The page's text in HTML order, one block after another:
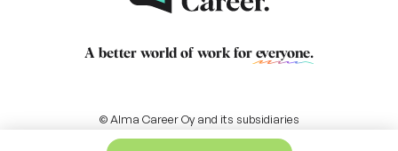
A better world of work for everyone.
© Alma Career Oy and its subsidiaries